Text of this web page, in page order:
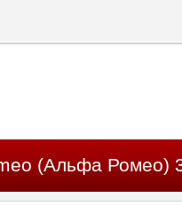
(Альфа Ромео)